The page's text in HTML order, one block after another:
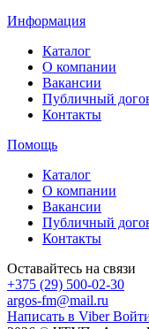
Информация
Каталог
О компании
Вакансии
Публичный
Контакты
Помощь
Каталог
О компании
Вакансии
Публичный
Контакты
Оставайтесь на связи
+375 (29) 500-02-30
argos-fm@mail.ru
Написать в Viber